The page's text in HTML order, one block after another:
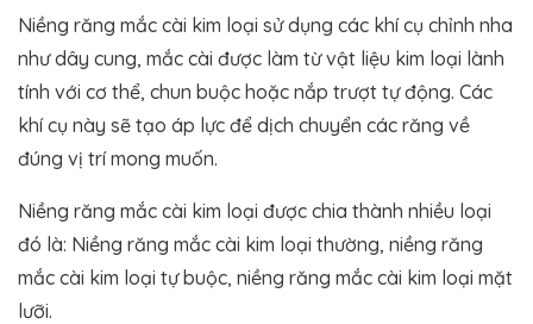
Niềng răng mắc cài kim loại sử dụng các khí cụ chỉnh nha
như dây cung, mắc cài được làm từ vật liệu kim loại lành
tính với cơ thể, chun buộc hoặc nắp trượt tự động. Các
khí cụ này sẽ tạo áp lực để dịch chuyển các răng về
đúng vị trí mong muốn.
Niềng răng mắc cài kim loại được chia thành nhiều loại
đó là: Niềng răng mắc cài kim loại thường, niềng răng
mắc cài kim loại tự buộc, niềng răng mắc cài kim loại mặt
lưỡi.